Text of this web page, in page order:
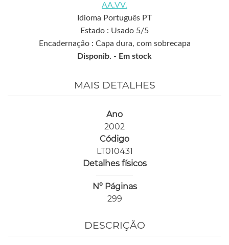
AA.VV.
Idioma Português PT
Estado : Usado 5/5
Encadernação : Capa dura, com sobrecapa
Disponib. - Em stock
MAIS DETALHES
Ano
2002
Código
LT010431
Detalhes físicos
Nº Páginas
299
DESCRIÇÃO